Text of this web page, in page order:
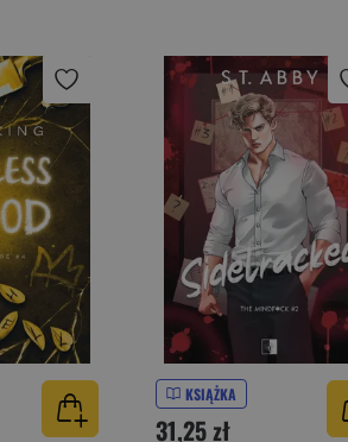
KSIĄŻKA
31,25 zł